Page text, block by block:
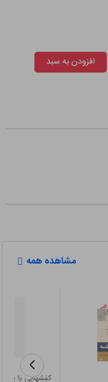
افزودن به سبد
مشاهده همه
کفشهایی با